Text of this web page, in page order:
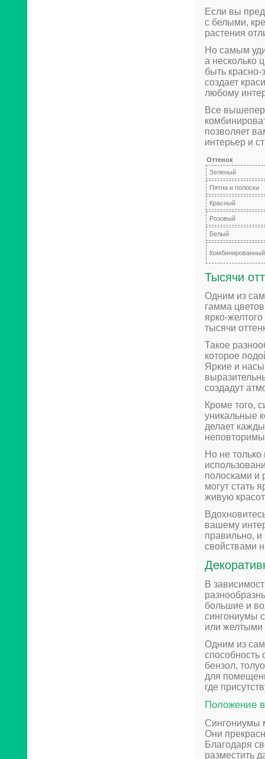
Если вы
с белыми,
растения
Но самым
а несколько
быть
создает
любому
Все
позволяет
интерьер и
Оттенок
Зеленый
Пятна и полоски
Красный
Розовый
Белый
Комбинированный
Тысячи
Одним из
гамма
ярко-
тысячи
Такое
которое
Яркие и
создадут
Кроме того,
уникальные
делает
Но не
полосками и
могут стать
живую
вашему
правильно, и
свойствами
В
большие и
сингониумы
или желтыми
Одним из
способность
бензол,
для
где
Положение
Сингониумы
Они
Благодаря
разместить